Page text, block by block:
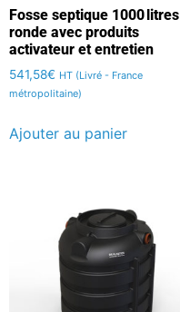
Fosse septique 1000 litres
ronde avec produits
activateur et entretien
541,58€ HT (Livré - France
métropolitaine)
Ajouter au panier